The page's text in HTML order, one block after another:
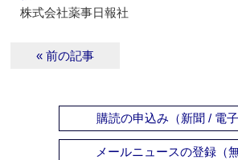
株式会社薬事日報社
« 前の記事
購読の申込み（新聞 / 電子
メールニュースの登録（無